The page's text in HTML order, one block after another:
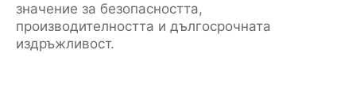
значение за безопасността,
производителността и дългосрочната
издръжливост.